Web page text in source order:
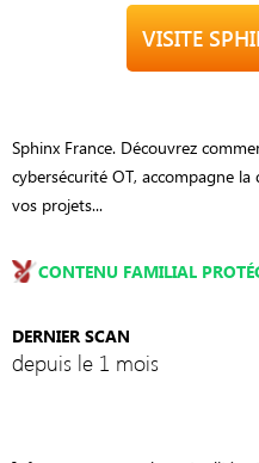
VISITE
Sphinx France. Découvrez
cybersécurité OT, accompagne
vos projets...
CONTENU FAMILIAL
DERNIER SCAN
depuis le 1 mois